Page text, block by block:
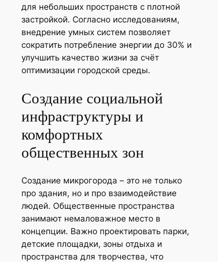
для небольших пространств с плотной
застройкой. Согласно исследованиям,
внедрение умных систем позволяет
сократить потребление энергии до 30% и
улучшить качество жизни за счёт
оптимизации городской среды.
Создание социальной
инфраструктуры и
комфортных
общественных зон
Создание микрогорода – это не только
про здания, но и про взаимодействие
людей. Общественные пространства
занимают немаловажное место в
концепции. Важно проектировать парки,
детские площадки, зоны отдыха и
пространства для творчества, что